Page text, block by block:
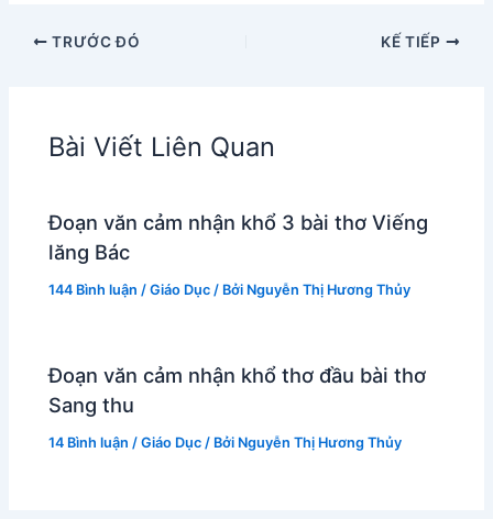
TRƯỚC ĐÓ KẾ TIẾP
Bài Viết Liên Quan
Đoạn văn cảm nhận khổ 3 bài thơ Viếng
lăng Bác
144 Bình luận /Giáo Dục / Bởi Nguyễn Thị Hương Thủy
Đoạn văn cảm nhận khổ thơ đầu bài thơ
Sang thu
14 Bình luận /Giáo Dục / Bởi Nguyễn Thị Hương Thủy